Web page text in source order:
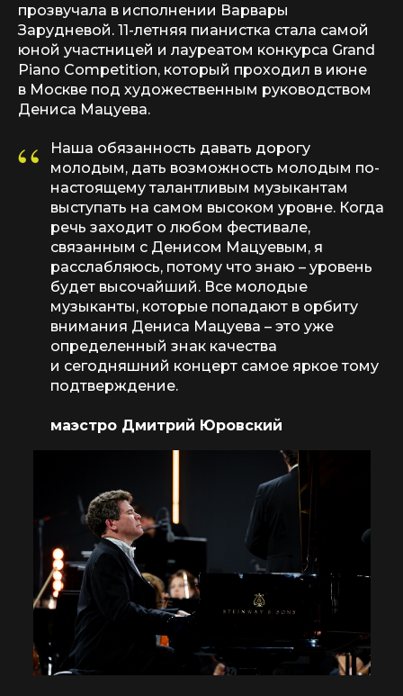
прозвучала в исполнении Варвары
Зарудневой. 11-летняя пианистка стала самой
юной участницей и лауреатом конкурса Grand
Piano Competition, который проходил в июне
в Москве под художественным руководством
Дениса Мацуева.
“
Наша обязанность давать дорогу
молодым, дать возможность молодым по-
настоящему талантливым музыкантам
выступать на самом высоком уровне. Когда
речь заходит о любом фестивале,
связанным с Денисом Мацуевым, я
расслабляюсь, потому что знаю – уровень
будет высочайший. Все молодые
музыканты, которые попадают в орбиту
внимания Дениса Мацуева – это уже
определенный знак качества
и сегодняшний концерт самое яркое тому
подтверждение.
маэстро Дмитрий Юровский